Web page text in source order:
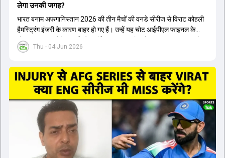
Thu - 04 Jun 2026
लेगा उनकी जगह?
भारत बनाम अफगानिस्तान 2026 की तीन मैचों की वनडे सीरीज से विराट कोहली
हैमस्ट्रिंग इंजरी के कारण बाहर हो गए हैं। उन्हें यह चोट आईपीएल फाइनल के
दौरान लगी थी। रोहित शर्मा और हार्दिक पांड्या की फिटनेस पर भी अभी सवाल हैं,
इसलिए नंबर तीन पर कोहली की जगह एक मजबूत विकल्प खोजना जरूरी है। इस
रुतुराज गायकवाड़ 58.8 की लिस्ट ए औसत के साथ एक मजबूत विकल्प हैं। संजू
सैमसन भी बड़े दावेदार हैं, जिनका वनडे क्रिकेट में 56 से ज्यादा का औसत है।
यशस्वी जायसवाल को भी मौका मिल सकता है, हालांकि उनके बैटिंग ऑर्डर पर
विचार करना होगा। इसके अलावा 82 से ज्यादा की लिस्ट ए औसत वाले देवदत्त
पडिक्कल भी एक शानदार विकल्प हो सकते हैं। टीम मैनेजमेंट स्क्वाड में पहले से
मौजूद ईशान किशन को भी नंबर तीन पर खिलाने का फैसला कर सकती है।